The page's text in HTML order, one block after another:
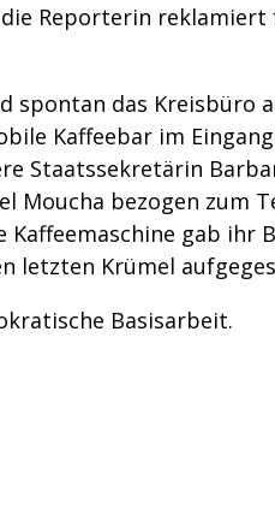
Reporterin
spontan das Kreisbüro
Kaffeebar im
Staatssekretärin
Moucha bezogen zum
Kaffeemaschine gab ihr
letzten Krümel
Basisarbeit.